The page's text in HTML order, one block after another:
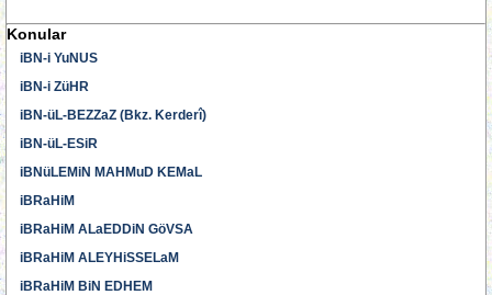
Konular
iBN-i YuNUS
iBN-i ZüHR
iBN-üL-BEZZaZ (Bkz. Kerderî)
iBN-üL-ESiR
iBNüLEMiN MAHMuD KEMaL
iBRaHiM
iBRaHiM ALaEDDiN GöVSA
iBRaHiM ALEYHiSSELaM
iBRaHiM BiN EDHEM